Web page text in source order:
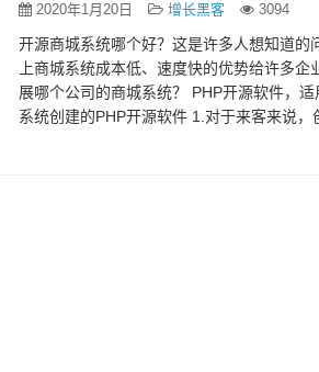
2020年1月20日 增长黑客 3094
开源商城系统哪个好？这是许多人想知道的
上商城系统成本低、速度快的优势给许多
展哪个公司的商城系统？ PHP开源软件，
系统创建的PHP开源软件 1.对于来客来说，